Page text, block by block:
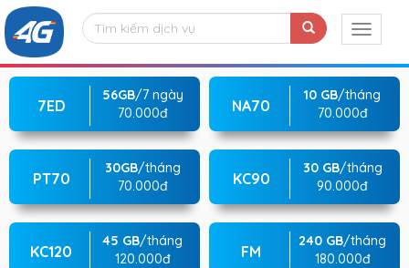
7ED
56GB/7 ngày
70.000đ
NA70
10 GB/tháng
70.000đ
PT70
30GB/tháng
70.000đ
KC90
30 GB/tháng
90.000đ
KC120
45 GB/tháng
120.000đ
FM
240 GB/tháng
180.000đ